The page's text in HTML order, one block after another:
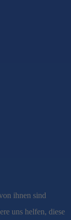
ihnen sind
uns helfen, diese